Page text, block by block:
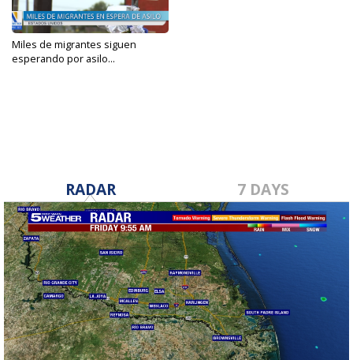
Miles de migrantes siguen
esperando por asilo...
RADAR 7 DAYS